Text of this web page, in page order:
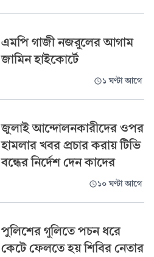
এমপি গাজী নজরুলের আগাম
জামিন হাইকোর্টে
১ ঘণ্টা আগে
জুলাই আন্দোলনকারীদের ওপর
হামলার খবর প্রচার করায় টিভি
বন্ধের নির্দেশ দেন কাদের
১০ ঘণ্টা আগে
পুলিশের গুলিতে পচন ধরে
কেটে ফেলতে হয় শিবির নেতার